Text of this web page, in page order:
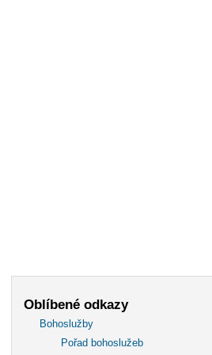
Oblíbené odkazy
Bohoslužby
Pořad bohoslužeb